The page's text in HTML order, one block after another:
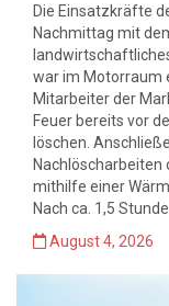
Die Einsatzkräfte
Nachmittag mit
war im Motorraum
Mitarbeiter der
Feuer bereits vor
löschen.
mithilfe einer
Nach ca. 1,5
August 4, 2026